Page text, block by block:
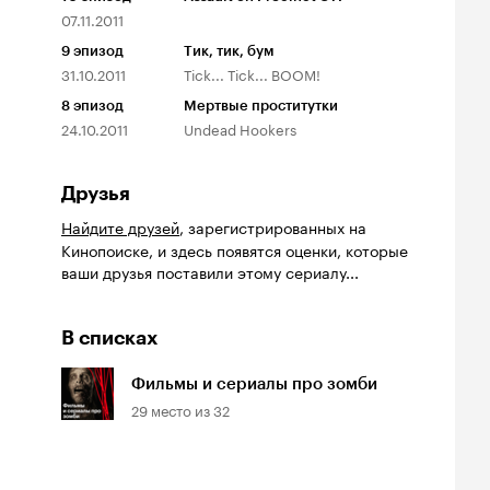
07.11.2011
9 эпизод
31.10.2011
Тик, тик, бум
Tick... Tick... BOOM!
8 эпизод
24.10.2011
Мертвые проститутки
Undead Hookers
Друзья
Найдите друзей, зарегистрированных на
Кинопоиске, и здесь появятся оценки, которые
ваши друзья поставили этому сериалу...
В списках
Фильмы и сериалы про зомби
29 место из32